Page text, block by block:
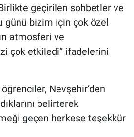
geçirilen sohbetler ve
günü bizim için çok özel
atmosferi ve
çok etkiledi” ifadelerini
Nevşehir’den
belirterek
geçen herkese teşekkür